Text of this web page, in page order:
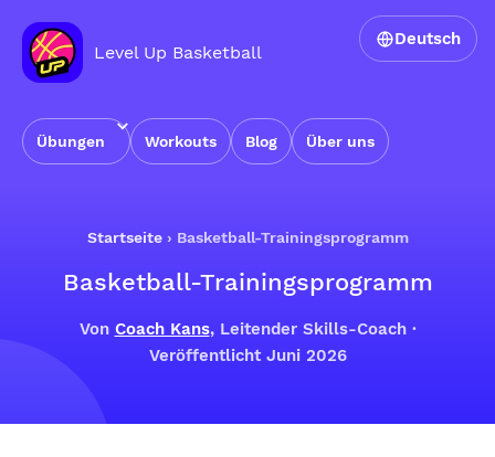
Level Up Basketball
Übungen Workouts Blog Über uns
Deutsch
Startseite› Basketball-Trainingsprogramm
Basketball-Trainingsprogramm
Von Coach Kans, Leitender Skills-Coach ·
Veröffentlicht Juni 2026